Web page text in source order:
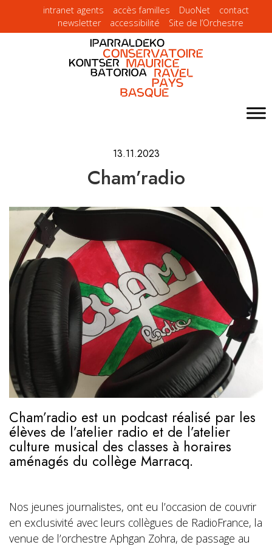
intranet agents accès familles DuoNet
contact
newsletter
accessibilité Site de l’Orchestre
13.11.2023
Cham’radio
Cham’radio est un podcast réalisé par les
élèves de l’atelier radio et de l’atelier
culture musical des classes à horaires
aménagés du collège Marracq.
Nos jeunes journalistes, ont eu l’occasion de couvrir
en exclusivité avec leurs collègues de RadioFrance, la
venue de l’orchestre Aphgan Zohra, de passage au